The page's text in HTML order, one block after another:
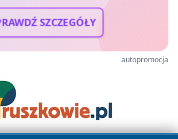
SZCZEGÓŁY
autopromocja